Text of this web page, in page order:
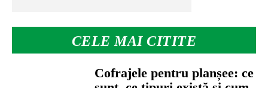
CELE MAI CITITE
Cofrajele pentru planșee: ce